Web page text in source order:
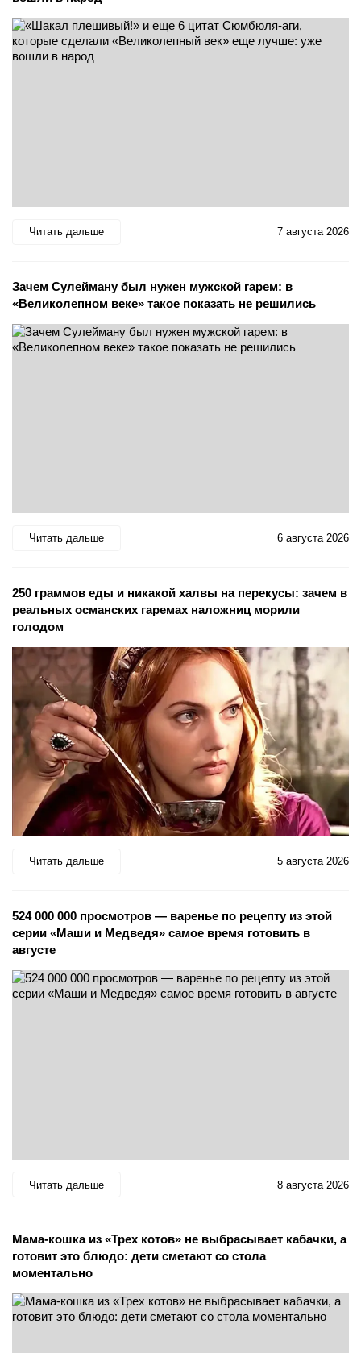
Читать дальше 7 августа 2026
Зачем Сулейману был нужен мужской гарем: в
«Великолепном веке» такое показать не решились
Читать дальше 6 августа 2026
250 граммов еды и никакой халвы на перекусы: зачем в
реальных османских гаремах наложниц морили
голодом
Читать дальше 5 августа 2026
524 000 000 просмотров — варенье по рецепту из этой
серии «Маши и Медведя» самое время готовить в
августе
Читать дальше 8 августа 2026
Мама-кошка из «Трех котов» не выбрасывает кабачки, а
готовит это блюдо: дети сметают со стола
моментально